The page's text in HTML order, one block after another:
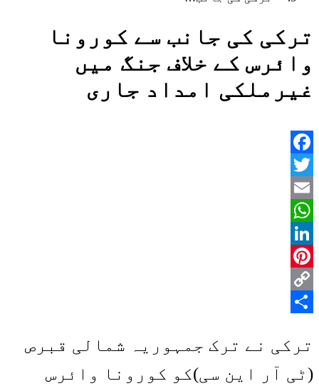
ترکی کی جانب سے کورونا
وائرس کے خلاف جنگ میں
غیرملکی امداد جاری
Facebook
Twitter
Email
WhatsApp
LinkedIn
Pinterest
Copy
ترکی نے ترک جمہوریہ شمالی قبرص
(ٹی آر این سی)کو کورونا وائرس